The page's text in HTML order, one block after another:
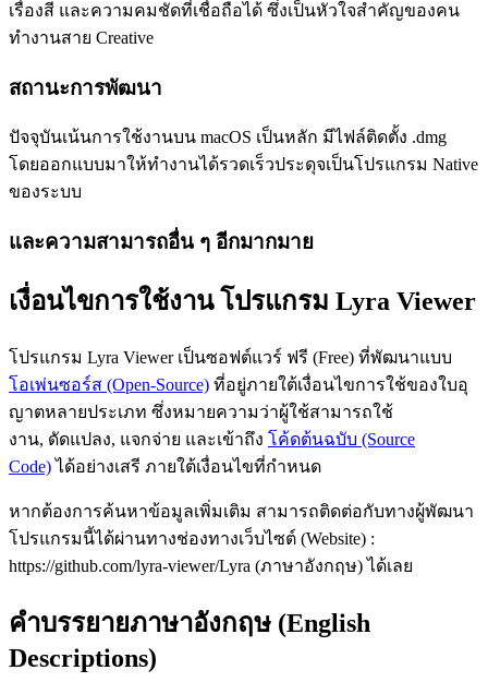
เรื่องสี และความคมชัดที่เชื่อถือได้ ซึ่งเป็นหัวใจสำคัญของคน
ทำงานสาย Creative
สถานะการพัฒนา
ปัจจุบันเน้นการใช้งานบน macOS เป็นหลัก มีไฟล์ติดตั้ง .dmg
โดยออกแบบมาให้ทำงานได้รวดเร็วประดุจเป็นโปรแกรม Native
ของระบบ
และความสามารถอื่น ๆ อีกมากมาย
เงื่อนไขการใช้งาน โปรแกรม Lyra Viewer
โปรแกรม Lyra Viewer เป็นซอฟต์แวร์ ฟรี (Free) ที่พัฒนาแบบ
โอเพ่นซอร์ส (Open-Source) ที่อยู่ภายใต้เงื่อนไขการใช้ของใบอุ
ญาตหลายประเภท ซึ่งหมายความว่าผู้ใช้สามารถใช้
งาน, ดัดแปลง, แจกจ่าย และเข้าถึง โค้ดต้นฉบับ (Source
Code)ได้อย่างเสรี ภายใต้เงื่อนไขที่กำหนด
หากต้องการค้นหาข้อมูลเพิ่มเติม สามารถติดต่อกับทางผู้พัฒนา
โปรแกรมนี้ได้ผ่านทางช่องทางเว็บไซต์ (Website) :
https://github.com/lyra-viewer/Lyra (ภาษาอังกฤษ) ได้เลย
คำบรรยายภาษาอังกฤษ (English
Descriptions)